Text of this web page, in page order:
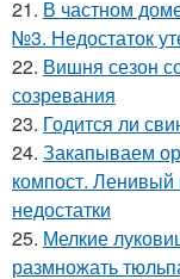
21. В частном
№3. Недостаток
22. Вишня сезон
созревания
23. Годится ли
24. Закапываем
компост. Ленивый
недостатки
25. Мелкие
размножать